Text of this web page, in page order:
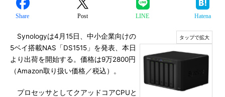
Share Post LINE Hatena
Synologyは4月15日、中小企業向けの
5ベイ搭載NAS「DS1515」を発表、本日
より出荷を開始する。価格は9万2800円
（Amazon取り扱い価格／税込）。
プロセッサとしてクアッドコアCPUと